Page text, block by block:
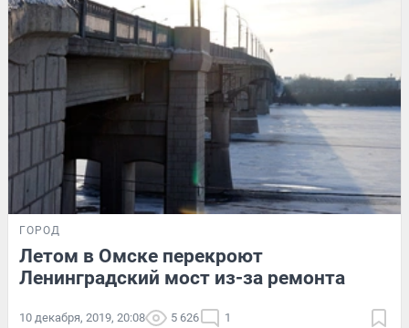
ГОРОД
Летом в Омске перекроют
Ленинградский мост из-за ремонта
10 декабря, 2019, 20:08 5 626 1